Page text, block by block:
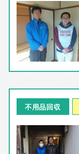
不用品回収